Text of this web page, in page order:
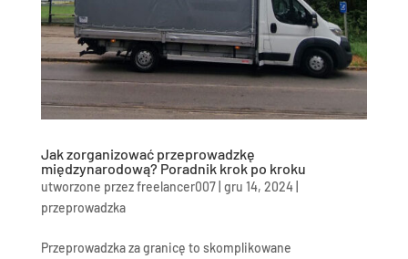
Jak zorganizować przeprowadzkę
międzynarodową? Poradnik krok po kroku
utworzone przezfreelancer007| gru 14, 2024|
przeprowadzka
Przeprowadzka za granicę to skomplikowane